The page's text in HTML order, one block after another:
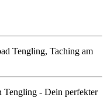
Tengling, Taching am
Tengling - Dein perfekter